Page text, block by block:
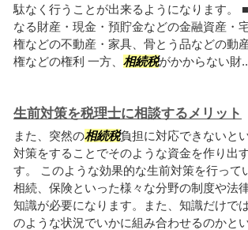
駄なく行うことが出来るようになります。 ■
なる財産・現金・預貯金などの金融資産・
権などの不動産・家具、骨とう品などの動
権などの権利 一方、 相続税がかからない財
生前対策を税理士に相談するメリット
また、突然の相続税負担に対応できないと
対策をすることでそのような資金を作り出
す。 このような効果的な生前対策を行って
相続、保険といった様々な分野の制度や法
知識が必要になります。また、知識だけで
のような状況でいかに組み合わせるのかと